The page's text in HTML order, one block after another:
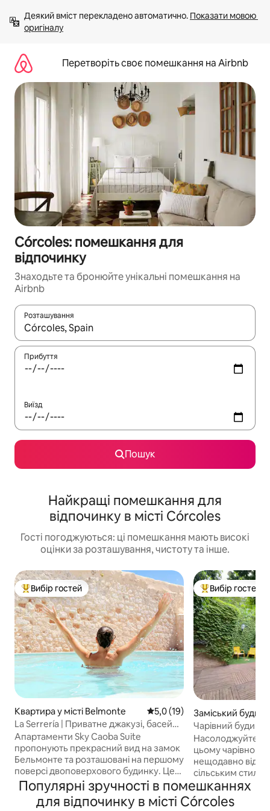
вмісту
Деякий вміст перекладено автоматично. Показати мовою
оригіналу
Перетворіть своє помешкання на Airbnb
Córcoles: помешкання для
відпочинку
Знаходьте та бронюйте унікальні помешкання на
Airbnb
Розташування
Отримавши результати пошуку, використовуйте для
Прибуття
Виїзд
Пошук
Найкращі помешкання для
відпочинку в місті Córcoles
Гості погоджуються: ці помешкання мають високі
оцінки за розташування, чистоту та інше.
Топ вибір гостей
Вибір гостей
Квартира у місті Belmonte Середня оцінка: 5,0 з 5,
5,0 (19)
La Serrería | Приватне джакузі, басейн і
замок...
Апартаменти Sky Caoba Suite
пропонують прекрасний вид на замок
Бельмонте та розташовані на першому
поверсі двоповерхового будинку. Це
частина ексклюзивного туристичного
комплексу з вісьмома квартирами,
ідеального для тихого та комфортного
Топ вибір гостей
Вибір гостей
Заміський
omelloso
Чарівний
цьому
нещодавно
сільським
всього в
Томеллосо. Цей чарівний маленький
садовий
Популярні зручності в помешканнях
для відпочинку в місті Córcoles